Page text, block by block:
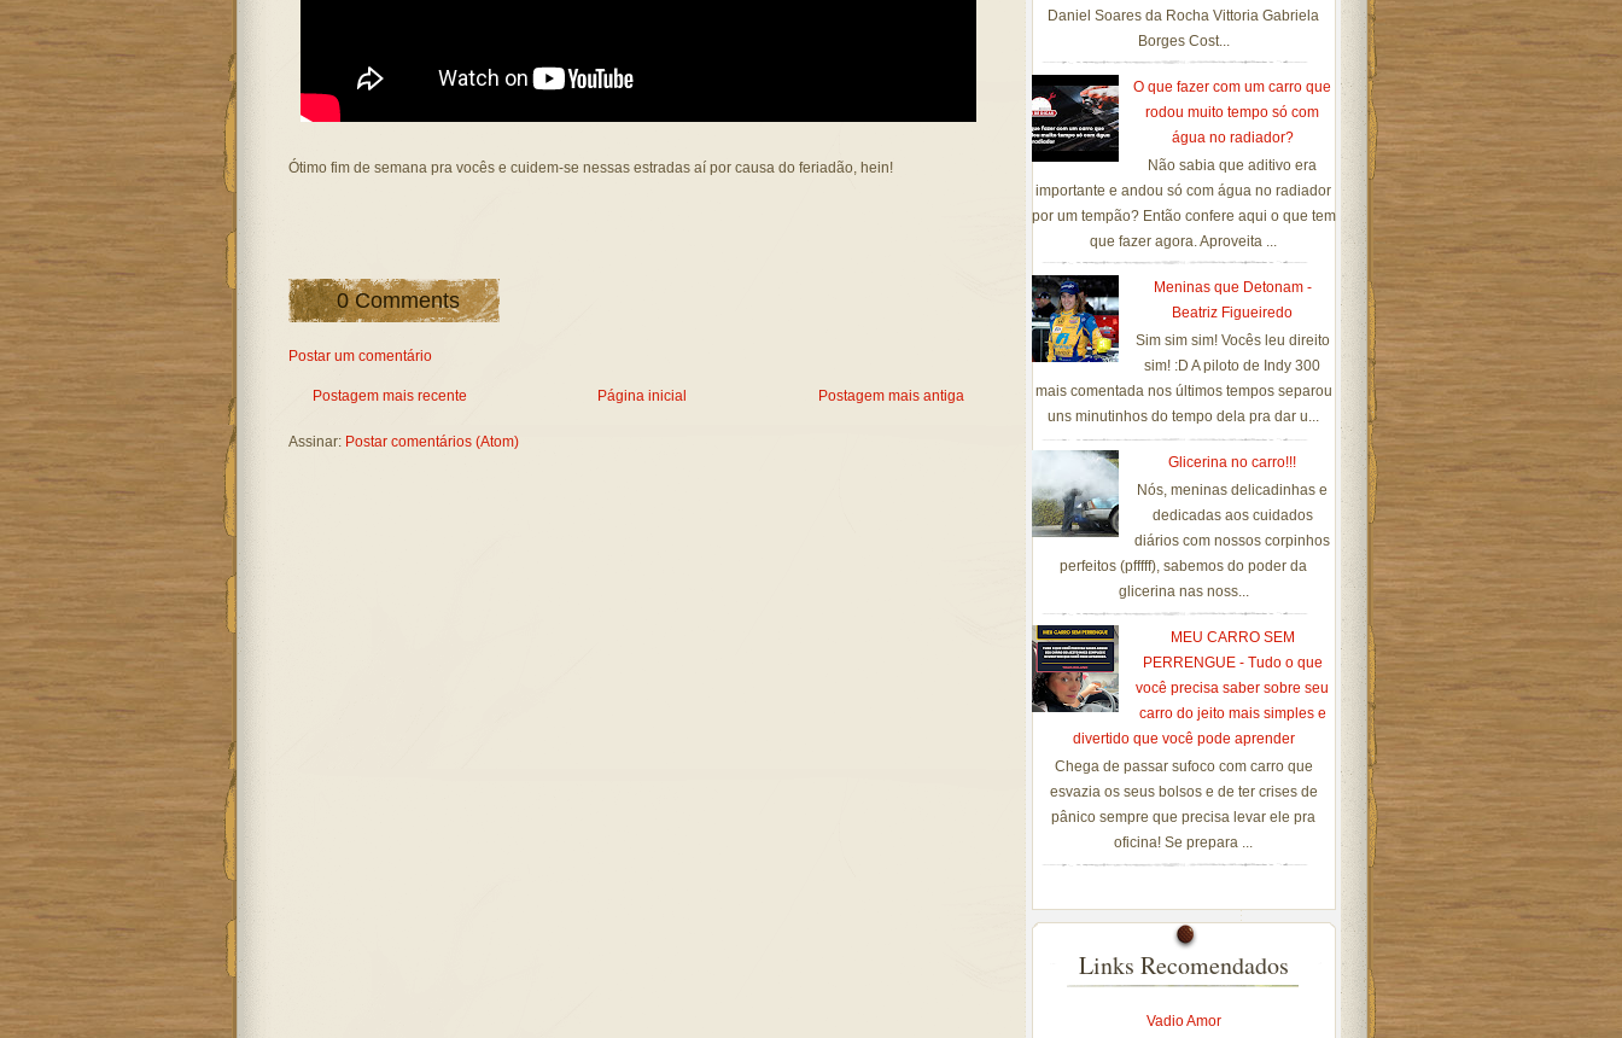
Ótimo fim de semana pra vocês e cuidem-se nessas estradas aí por causa do feriadão, hein!
0 Comments
Postar um comentário
Postagem mais recente Postagem mais antiga
Página inicial
Assinar: Postar comentários (Atom)
Daniel Soares da Rocha Vittoria Gabriela
Borges Cost...
O que fazer com um carro que
rodou muito tempo só com
água no radiador?
Não sabia que aditivo era
importante e andou só com água no radiador
por um tempão? Então confere aqui o que tem
que fazer agora. Aproveita ...
Meninas que Detonam -
Beatriz Figueiredo
Sim sim sim! Vocês leu direito
sim! :D A piloto de Indy 300
mais comentada nos últimos tempos separou
uns minutinhos do tempo dela pra dar u...
Glicerina no carro!!!
Nós, meninas delicadinhas e
dedicadas aos cuidados
diários com nossos corpinhos
perfeitos (pfffff), sabemos do poder da
glicerina nas noss...
MEU CARRO SEM
PERRENGUE - Tudo o que
você precisa saber sobre seu
carro do jeito mais simples e
divertido que você pode aprender
Chega de passar sufoco com carro que
esvazia os seus bolsos e de ter crises de
pânico sempre que precisa levar ele pra
oficina! Se prepara ...
Links Recomendados
Vadio Amor